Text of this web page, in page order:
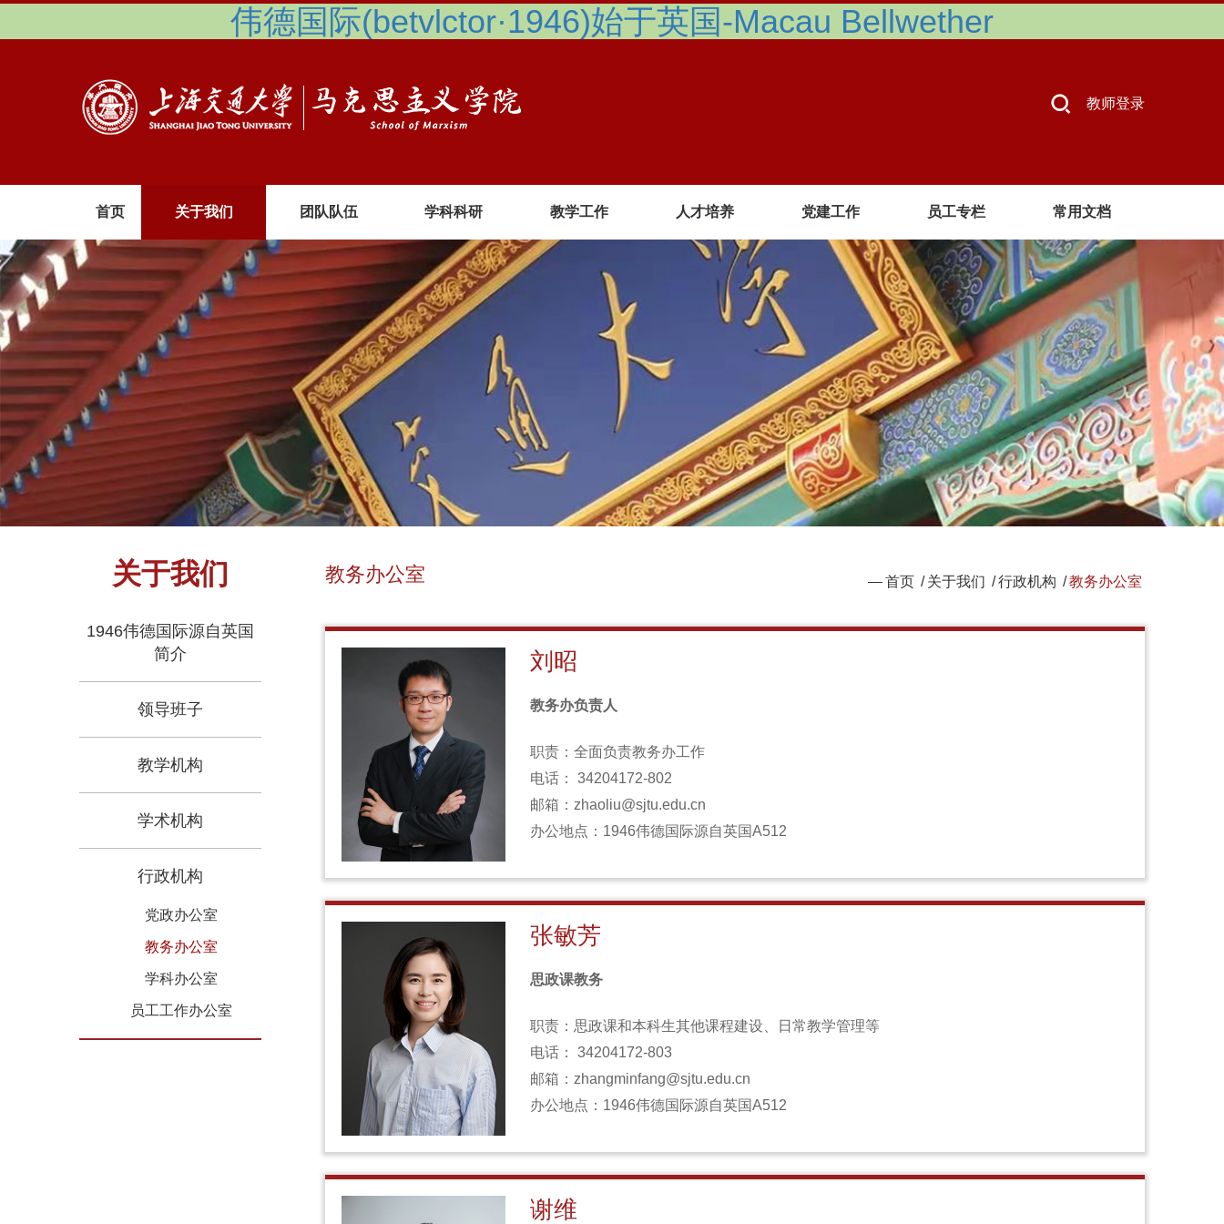
伟德国际(betvlctor·1946)始于英国-Macau Bellwether
教师登录
首页 关于我们 团队队伍 学科科研 教学工作 人才培养 党建工作 员工专栏 常用文档
关于我们
1946伟德国际源自英国
简介
领导班子
教学机构
学术机构
行政机构
党政办公室
教务办公室
学科办公室
员工工作办公室
教务办公室 —首页 / 关于我们 /行政机构 /教务办公室
刘昭
教务办负责人
职责：全面负责教务办工作
电话： 34204172-802
邮箱：zhaoliu@sjtu.edu.cn
办公地点：1946伟德国际源自英国A512
张敏芳
思政课教务
职责：思政课和本科生其他课程建设、日常教学管理等
电话： 34204172-803
邮箱：zhangminfang@sjtu.edu.cn
办公地点：1946伟德国际源自英国A512
谢维